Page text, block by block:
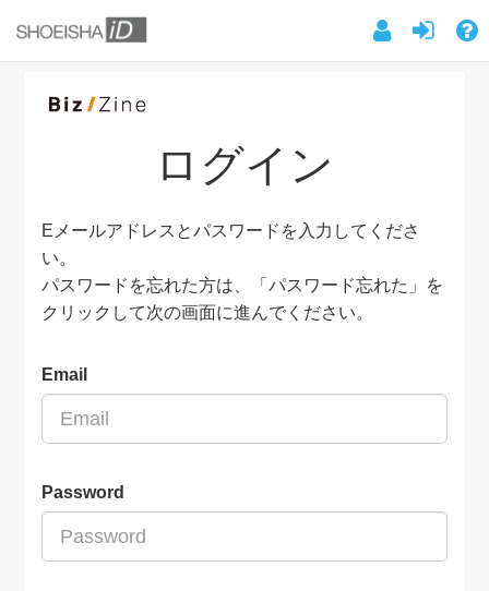
ログイン
Eメールアドレスとパスワードを入力してくださ
い。
パスワードを忘れた方は、「パスワード忘れた」を
クリックして次の画面に進んでください。
Email
Password